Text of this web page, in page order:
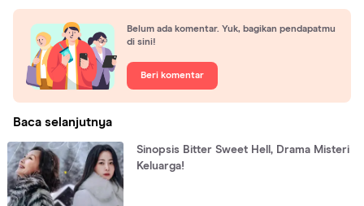
Belum ada komentar. Yuk, bagikan pendapatmu
di sini!
Beri komentar
Baca selanjutnya
Sinopsis Bitter Sweet Hell, Drama Misteri
Keluarga!